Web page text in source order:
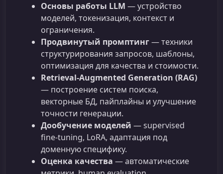
Основы работы LLM — устройство
моделей, токенизация, контекст и
ограничения.
Продвинутый промптинг— техники
структурирования запросов, шаблоны,
оптимизация для качества и стоимости.
Retrieval-Augmented Generation (RAG)
— построение систем поиска,
векторные БД, пайплайны и улучшение
точности генерации.
Дообучение моделей — supervised
fine‑tuning, LoRA, адаптация под
доменную специфику.
Оценка качества — автоматические